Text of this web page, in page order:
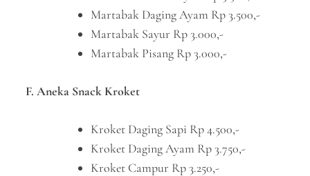
Martabak Daging Ayam Rp 3.500,-
Martabak Sayur Rp 3.000,-
Martabak Pisang Rp 3.000,-
F. Aneka Snack Kroket
Kroket Daging Sapi Rp 4.500,-
Kroket Daging Ayam Rp 3.750,-
Kroket Campur Rp 3.250,-